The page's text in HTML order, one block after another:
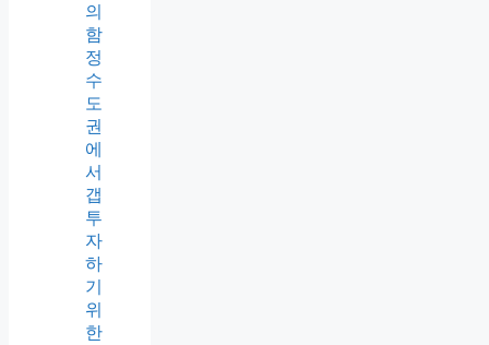
의
함
정
수
도
권
에
서
갭
투
자
하
기
위
한